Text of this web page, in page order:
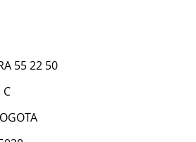
55 22 50
C